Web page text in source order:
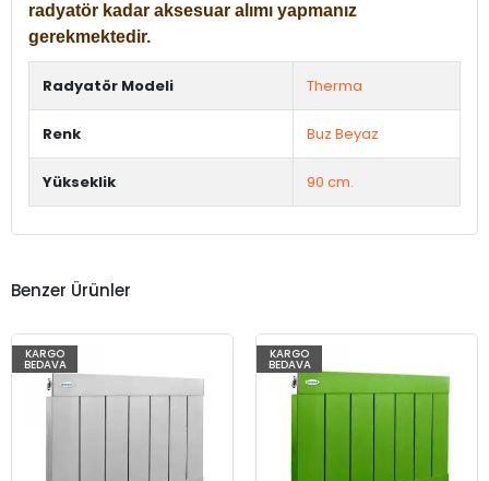
radyatör kadar aksesuar alımı yapmanız
gerekmektedir.
Radyatör Modeli Therma
Renk Buz Beyaz
Yükseklik 90 cm.
Benzer Ürünler
KARGO
BEDAVA
KARGO
BEDAVA